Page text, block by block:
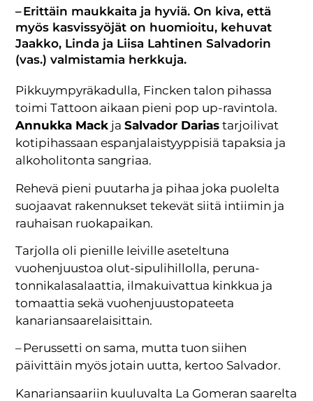
– Erittäin maukkaita ja hyviä. On kiva, että
myös kasvissyöjät on huomioitu, kehuvat
Jaakko, Linda ja Liisa Lahtinen Salvadorin
(vas.) valmistamia herkkuja.
Pikkuympyräkadulla, Fincken talon pihassa
toimi Tattoon aikaan pieni pop up-ravintola.
Annukka Mack jaSalvador Darias tarjoilivat
kotipihassaan espanjalaistyyppisiä tapaksia ja
alkoholitonta sangriaa.
Rehevä pieni puutarha ja pihaa joka puolelta
suojaavat rakennukset tekevät siitä intiimin ja
rauhaisan ruokapaikan.
Tarjolla oli pienille leiville aseteltuna
vuohenjuustoa olut-sipulihillolla, peruna-
tonnikalasalaattia, ilmakuivattua kinkkua ja
tomaattia sekä vuohenjuustopateeta
kanariansaarelaisittain.
– Perussetti on sama, mutta tuon siihen
päivittäin myös jotain uutta, kertoo Salvador.
Kanariansaariin kuuluvalta La Gomeran saarelta